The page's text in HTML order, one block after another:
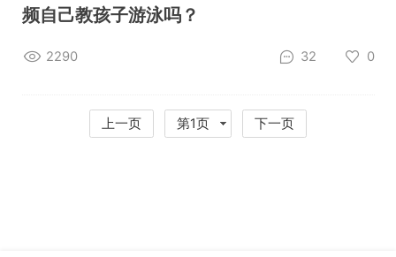
频自己教孩子游泳吗？
2290 32 0
上一页 第1页 下一页